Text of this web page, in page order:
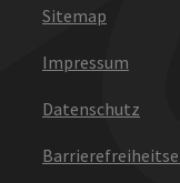
Sitemap
Impressum
Datenschutz